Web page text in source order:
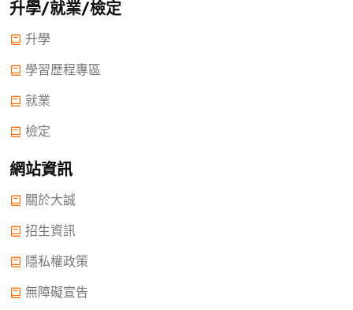
升學/就業/檢定
升學
學習歷程專區
就業
檢定
網站資訊
關於大誠
招生資訊
隱私權政策
無障礙宣告